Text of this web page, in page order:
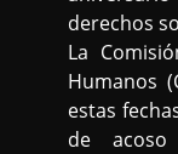
derechos
La
Humanos
estas
de